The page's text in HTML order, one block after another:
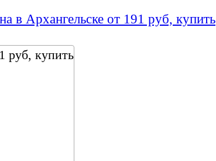
в Архангельске от 191 руб, купить
руб, купить